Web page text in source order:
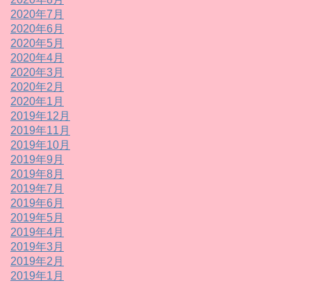
2020年7月
2020年6月
2020年5月
2020年4月
2020年3月
2020年2月
2020年1月
2019年12月
2019年11月
2019年10月
2019年9月
2019年8月
2019年7月
2019年6月
2019年5月
2019年4月
2019年3月
2019年2月
2019年1月